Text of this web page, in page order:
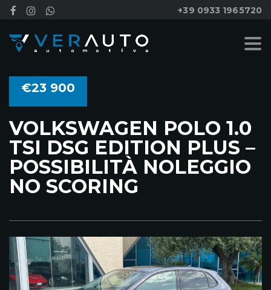
+39 0933 1965720
€23 900
VOLKSWAGEN POLO 1.0
TSI DSG EDITION PLUS –
POSSIBILITÀ NOLEGGIO
NO SCORING